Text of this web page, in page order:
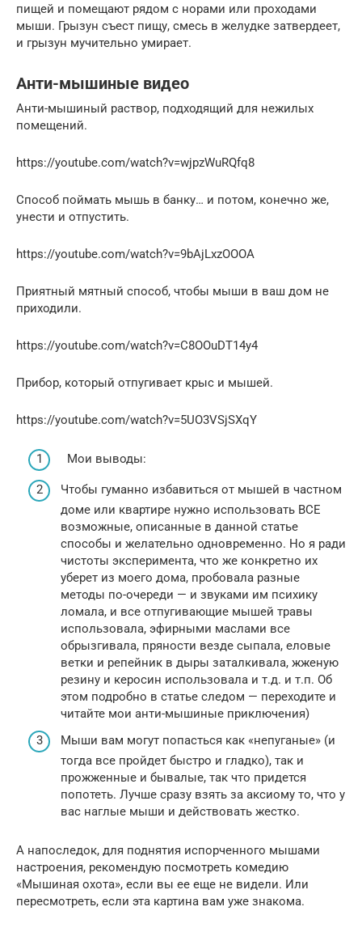
пищей и помещают рядом с норами или проходами
мыши. Грызун съест пищу, смесь в желудке затвердеет,
и грызун мучительно умирает.
Анти-мышиные видео
Анти-мышиный раствор, подходящий для нежилых
помещений.
https://youtube.com/watch?v=wjpzWuRQfq8
Способ поймать мышь в банку… и потом, конечно же,
унести и отпустить.
https://youtube.com/watch?v=9bAjLxzOOOA
Приятный мятный способ, чтобы мыши в ваш дом не
приходили.
https://youtube.com/watch?v=C8OOuDT14y4
Прибор, который отпугивает крыс и мышей.
https://youtube.com/watch?v=5UO3VSjSXqY
Мои выводы:
Чтобы гуманно избавиться от мышей в частном
доме или квартире нужно использовать ВСЕ
возможные, описанные в данной статье
способы и желательно одновременно. Но я ради
чистоты эксперимента, что же конкретно их
уберет из моего дома, пробовала разные
методы по-очереди — и звуками им психику
ломала, и все отпугивающие мышей травы
использовала, эфирными маслами все
обрызгивала, пряности везде сыпала, еловые
ветки и репейник в дыры заталкивала, жженую
резину и керосин использовала и т.д. и т.п. Об
этом подробно в статье следом — переходите и
читайте мои анти-мышиные приключения)
Мыши вам могут попасться как «непуганые» (и
тогда все пройдет быстро и гладко), так и
прожженные и бывалые, так что придется
попотеть. Лучше сразу взять за аксиому то, что у
вас наглые мыши и действовать жестко.
А напоследок, для поднятия испорченного мышами
настроения, рекомендую посмотреть комедию
«Мышиная охота», если вы ее еще не видели. Или
пересмотреть, если эта картина вам уже знакома.